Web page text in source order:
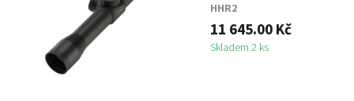
HHR2
11 645.00 Kč
Skladem 2 ks